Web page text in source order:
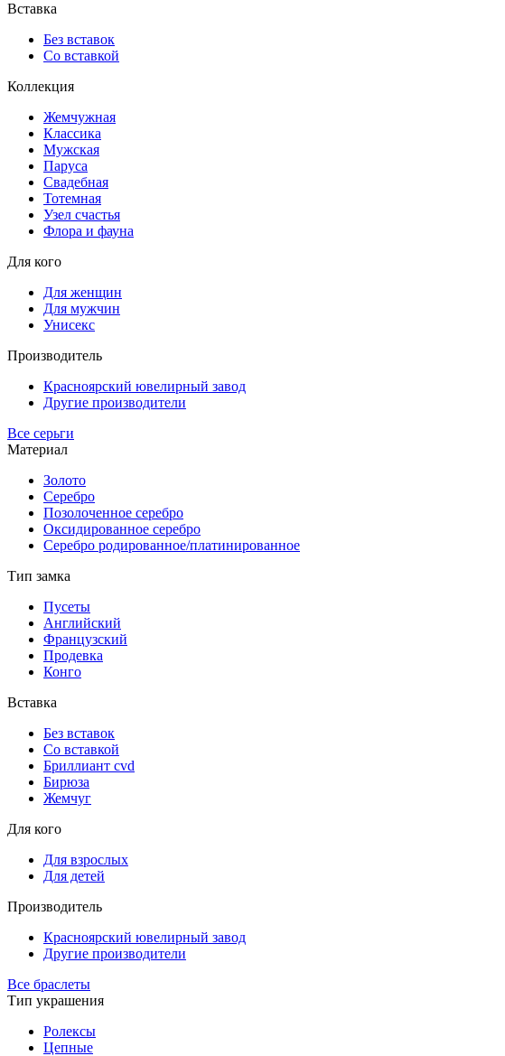
Вставка
Без вставок
Со вставкой
Коллекция
Жемчужная
Классика
Мужская
Паруса
Свадебная
Тотемная
Узел счастья
Флора и фауна
Для кого
Для женщин
Для мужчин
Унисекс
Производитель
Красноярский ювелирный завод
Другие производители
Все серьги
Материал
Золото
Серебро
Позолоченное серебро
Оксидированное серебро
Серебро родированное/платинированное
Тип замка
Пусеты
Английский
Французский
Продевка
Конго
Вставка
Без вставок
Со вставкой
Бриллиант cvd
Бирюза
Жемчуг
Для кого
Для взрослых
Для детей
Производитель
Красноярский ювелирный завод
Другие производители
Все браслеты
Тип украшения
Ролексы
Цепные